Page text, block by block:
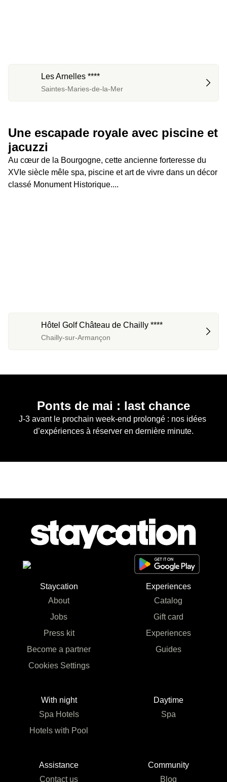
Les Arnelles ****
Saintes-Maries-de-la-Mer
Une escapade royale avec piscine et
jacuzzi
Au cœur de la Bourgogne, cette ancienne forteresse du
XVIe siècle mêle spa, piscine et art de vivre dans un décor
classé Monument Historique....
Hôtel Golf Château de Chailly ****
Chailly-sur-Armançon
Ponts de mai : last chance
J-3 avant le prochain week-end prolongé : nos idées
d’expériences à réserver en dernière minute.
Staycation
About
Jobs
Press kit
Become a partner
Cookies Settings
Experiences
Catalog
Gift card
Experiences
Guides
With night
Spa Hotels
Hotels with Pool
Daytime
Spa
Assistance
Contact us
Community
Blog